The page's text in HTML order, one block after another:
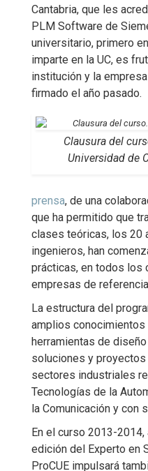
Cantabria, que les
PLM Software de
universitario, primero
imparte en la UC, es
institución y la
firmado el año pasado.
Clausura del
Universidad de
prensa, de una
que ha permitido que
clases teóricas, los 20
ingenieros, han
prácticas, en todos los
empresas de
La estructura del
amplios conocimientos
herramientas de
soluciones y
sectores industriales
Tecnologías de la
la Comunicación y con
En el curso 2013-
edición del Experto en
ProCUE impulsará